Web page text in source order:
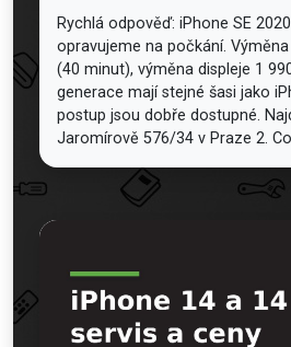
Rychlá odpověď: iPhone SE
opravujeme na počkání.
(40 minut), výměna displeje 1
generace mají stejné šasi jako
postup jsou dobře dostupné.
Jaromírově 576/34 v Praze 2.